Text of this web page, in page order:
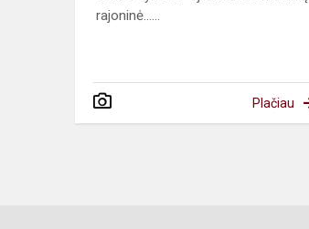
rajoninė......
Plačiau